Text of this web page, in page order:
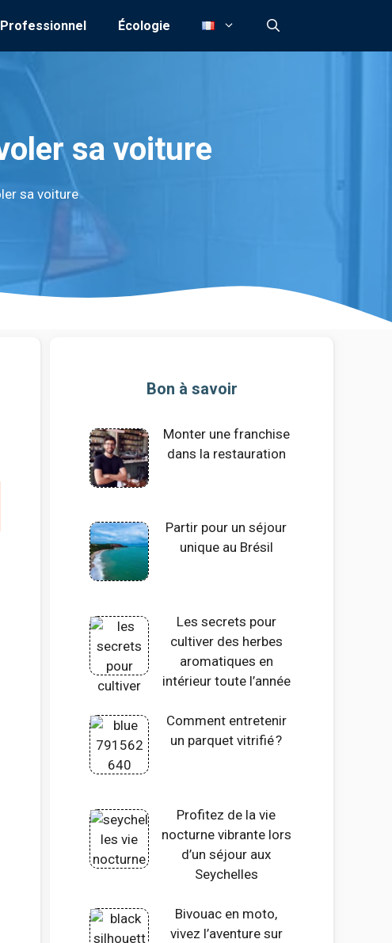
Professionnel Écologie
sa voiture
sa voiture
Bon à savoir
Monter une franchise
dans la restauration
Partir pour un séjour
unique au Brésil
Les secrets pour
cultiver des herbes
aromatiques en
intérieur toute l’année
Comment entretenir
un parquet vitrifié ?
Profitez de la vie
nocturne vibrante lors
d’un séjour aux
Seychelles
Bivouac en moto,
vivez l’aventure sur